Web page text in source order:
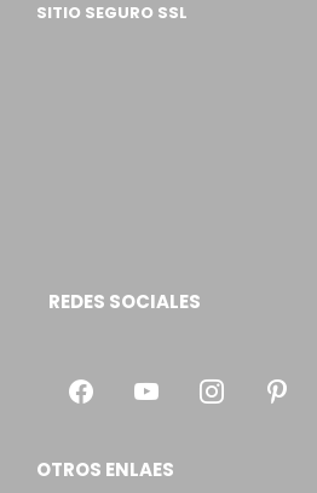
SITIO SEGURO SSL
REDES SOCIALES
OTROS ENLAES